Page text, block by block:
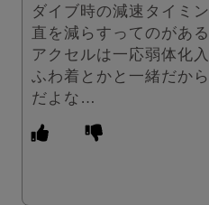
ダイブ時の減速タイミ
直を減らすってのがある
アクセルは一応弱体化
ふわ着とかと一緒だか
だよな…